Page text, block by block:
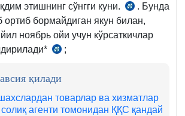
этишнинг сўнгги куни.
СК
273-
м.,
. Бунда
ортиб бормайдиган якун билан,
ноябрь ойи учун кўрсаткичлар
СК
м.
;
қилади
товарлар ва хизматлар
агенти томонидан ҚҚС қандай